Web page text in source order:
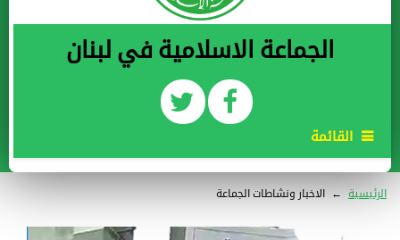
الجماعة الاسلامية في لبنان
القائمة
الرئيسية ← الاخبار ونشاطات الجماعة